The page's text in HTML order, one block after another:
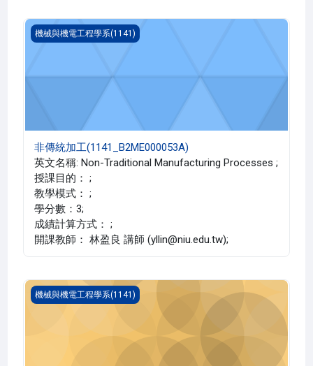
非傳統加工(1141_B2ME000053A)
機械與機電工程學系(1141)
非傳統加工(1141_B2ME000053A)
英文名稱: Non-Traditional Manufacturing Processes ;
授課目的： ;
教學模式： ;
學分數：3;
成績計算方式： ;
開課教師： 林盈良 講師 (yllin@niu.edu.tw);
普通化學(1141_B2ME000076A)
機械與機電工程學系(1141)